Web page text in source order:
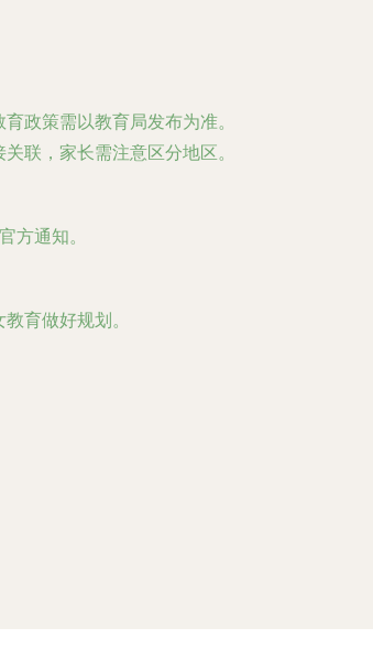
政策需以教育局发布为准。
联，家长需注意区分地区。
方通知。
育做好规划。